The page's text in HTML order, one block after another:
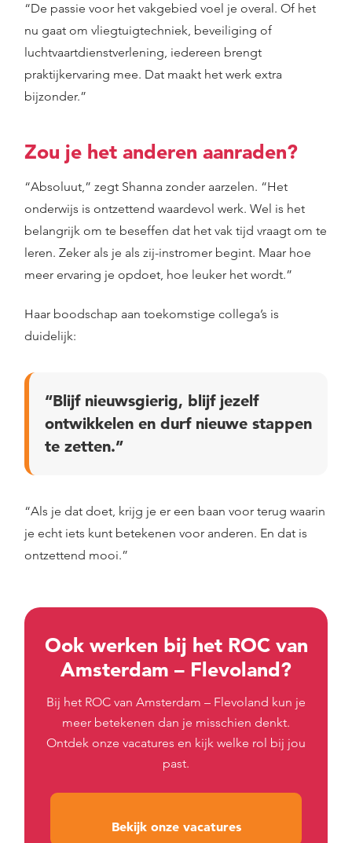
“De passie voor het vakgebied voel je overal. Of het
nu gaat om vliegtuigtechniek, beveiliging of
luchtvaartdienstverlening, iedereen brengt
praktijkervaring mee. Dat maakt het werk extra
bijzonder.”
Zou je het anderen aanraden?
“Absoluut,” zegt Shanna zonder aarzelen. “Het
onderwijs is ontzettend waardevol werk. Wel is het
belangrijk om te beseffen dat het vak tijd vraagt om te
leren. Zeker als je als zij-instromer begint. Maar hoe
meer ervaring je opdoet, hoe leuker het wordt.”
Haar boodschap aan toekomstige collega’s is
duidelijk:
“Blijf nieuwsgierig, blijf jezelf
ontwikkelen en durf nieuwe stappen
te zetten.”
“Als je dat doet, krijg je er een baan voor terug waarin
je echt iets kunt betekenen voor anderen. En dat is
ontzettend mooi.”
Ook werken bij het ROC van
Amsterdam – Flevoland?
Bij het ROC van Amsterdam – Flevoland kun je
meer betekenen dan je misschien denkt.
Ontdek onze vacatures en kijk welke rol bij jou
past.
Bekijk onze vacatures